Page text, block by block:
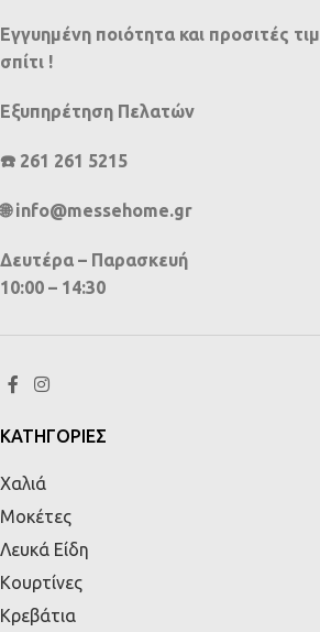
Εγγυημένη ποιότητα και προσιτές
σπίτι !
Εξυπηρέτηση Πελατών
☎️ 261 261 5215
🌐 info@messehome.gr
Δευτέρα – Παρασκευή
10:00 – 14:30
ΚΑΤΗΓΟΡΙΕΣ
Χαλιά
Μοκέτες
Λευκά Είδη
Κουρτίνες
Κρεβάτια